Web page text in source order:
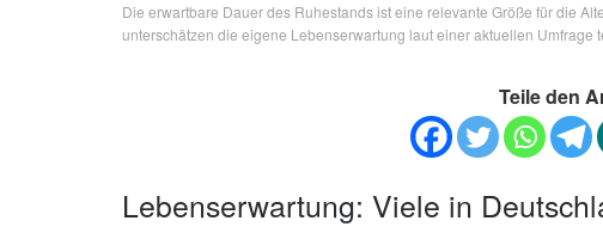
Die erwartbare Dauer des Ruhestands ist eine relevante Größe für die
unterschätzen die eigene Lebenserwartung laut einer aktuellen Umfrage
Teile den
Lebenserwartung: Viele in